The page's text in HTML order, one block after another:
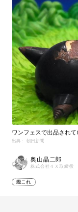
ワンフェスで出品され
出典： 朝日新聞
奥山晶二郎
株式会社４Ｘ取締役
艦これ